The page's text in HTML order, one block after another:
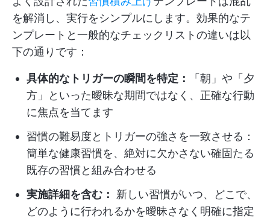
を解消し、実行をシンプルにします。効果的なテ
ンプレートと一般的なチェックリストの違いは以
下の通りです：
具体的なトリガーの瞬間を特定：
「朝」や「夕
方」といった曖昧な期間ではなく、正確な行動
に焦点を当てます
習慣の難易度とトリガーの強さを一致させる：
簡単な健康習慣を、絶対に欠かさない確固たる
既存の習慣と組み合わせる
実施詳細を含む：
新しい習慣がいつ、どこで、
どのように行われるかを曖昧さなく明確に指定